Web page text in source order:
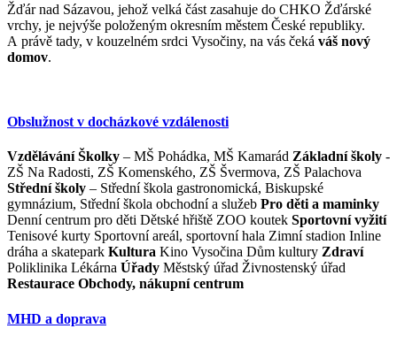
Žďár nad Sázavou, jehož velká část zasahuje do CHKO Žďárské
vrchy, je nejvýše položeným okresním městem České republiky.
A právě tady, v kouzelném srdci Vysočiny, na vás čeká váš nový
domov.
Obslužnost v docházkové vzdálenosti
Vzdělávání Školky – MŠ Pohádka, MŠ Kamarád Základní školy -
ZŠ Na Radosti, ZŠ Komenského, ZŠ Švermova, ZŠ Palachova
Střední školy – Střední škola gastronomická, Biskupské
gymnázium, Střední škola obchodní a služeb Pro děti a maminky
Denní centrum pro děti Dětské hřiště ZOO koutek Sportovní vyžití
Tenisové kurty Sportovní areál, sportovní hala Zimní stadion Inline
dráha a skatepark Kultura Kino Vysočina Dům kultury Zdraví
Poliklinika Lékárna Úřady Městský úřad Živnostenský úřad
Restaurace Obchody, nákupní centrum
MHD a doprava